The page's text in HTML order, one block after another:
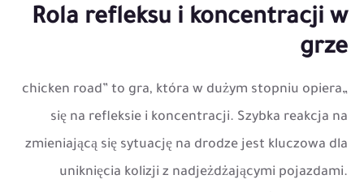
Rola refleksu i koncentracji w
grze
„chicken road” to gra, która w dużym stopniu opiera
się na refleksie i koncentracji. Szybka reakcja na
zmieniającą się sytuację na drodze jest kluczowa dla
uniknięcia kolizji z nadjeżdżającymi pojazdami.